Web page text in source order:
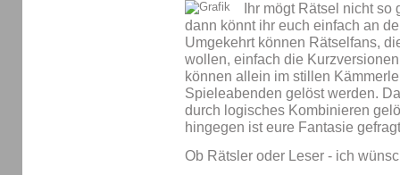
Ihr mögt Rätsel nicht
dann könnt ihr euch einfach an
Umgekehrt können Rätselfans,
wollen, einfach die
können allein im stillen
Spieleabenden gelöst werden.
durch logisches Kombinieren
hingegen ist eure Fantasie
Ob Rätsler oder Leser - ich